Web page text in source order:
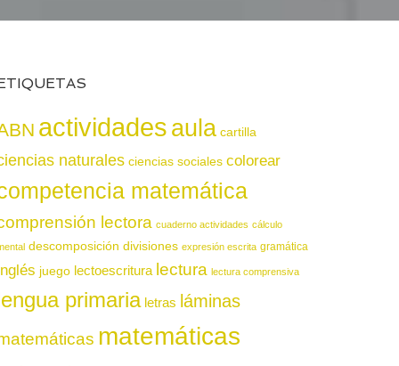
actividadesaula cartilla
naturales ciencias sociales colorear
matemática
lectora cuaderno actividades cálculo
descomposición divisiones expresión escrita gramática
juego lectoescritura lectura lectura comprensiva
primaria letras láminas
matemáticas